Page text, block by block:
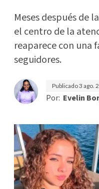
Meses después de
el centro de la
reaparece con una
seguidores.
Publicado3 ago.
Por: Evelin